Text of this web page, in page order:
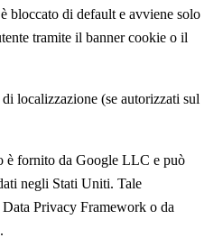
bloccato di default e avviene solo
tramite il banner cookie o il
localizzazione (se autorizzati sul
è fornito da Google LLC e può
negli Stati Uniti. Tale
Privacy Framework o da